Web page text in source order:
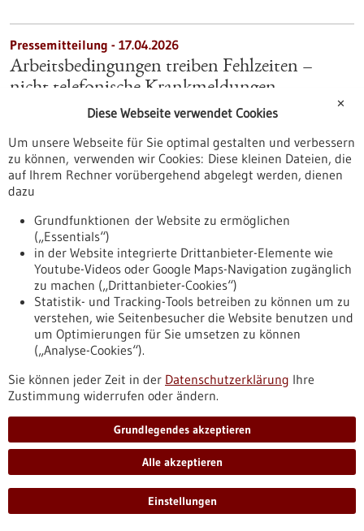
Pressemitteilung - 17.04.2026
Arbeitsbedingungen treiben Fehlzeiten –
nicht telefonische Krankmeldungen
Studie mit innovativer Fragemethode des Zentrums für
zu telefonischen Krankmeldungen
https://www.gesundheitsindustrie-
bw.de/fachbeitrag/pm/arbeitsbedingungen-treiben-
fehlzeiten-nicht-telefonische-krankmeldungen
Pressemitteilung - 16.04.2026
Zwei Kliniken, gebündelte Expertise: Neues
Department für Muskuloskelettale Chirurgie
gegründet
Mehr Spezialwissen und noch engere Zusammenarbeit: Mit
der Gründung des neuen Departments am
Patienten künftig von einer klar strukturierten, gemeinsam
koordinierten Zusammenarbeit der Klinik für Unfall-​, Hand-,
Plastische und Wiederherstellungschirurgie mit der Klinik für
https://www.gesundheitsindustrie-
bw.de/fachbeitrag/pm/zwei-kliniken-gebuendelte-expertise-
neues-department-fuer-muskuloskelettale-chirurgie-
✕
Diese Webseite verwendet Cookies
Um unsere Webseite für Sie optimal gestalten und verbessern
zu können, verwenden wir Cookies: Diese kleinen Dateien, die
auf Ihrem Rechner vorübergehend abgelegt werden, dienen
dazu
Grundfunktionen der Website zu ermöglichen
(„Essentials“)
in der Website integrierte Drittanbieter-Elemente wie
Youtube-Videos oder Google Maps-Navigation zugänglich
zu machen („Drittanbieter-Cookies“)
Statistik- und Tracking-Tools betreiben zu können um zu
verstehen, wie Seitenbesucher die Website benutzen und
um Optimierungen für Sie umsetzen zu können
(„Analyse-Cookies“).
Sie können jeder Zeit in der Datenschutzerklärung Ihre
Zustimmung widerrufen oder ändern.
Grundlegendes akzeptieren
Alle akzeptieren
Einstellungen